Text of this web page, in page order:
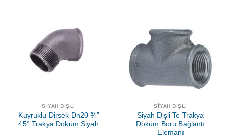
SIYAH DIŞLI
Kuyruklu Dirsek Dn20 ¾”
45° Trakya Döküm Siyah
SIYAH DIŞLI
Siyah Dişli Te Trakya
Döküm Boru Bağlantı
Elemanı